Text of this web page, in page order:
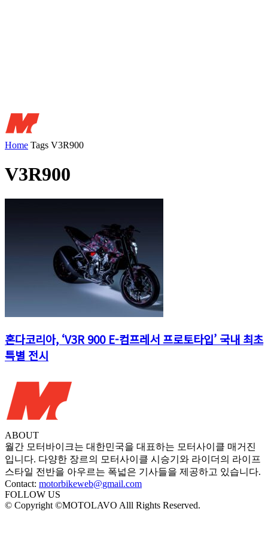
Home Tags V3R900
V3R900
혼다코리아, ‘V3R 900 E-컴프레서 프로토타입’ 국내 최초
특별 전시
ABOUT
월간 모터바이크는 대한민국을 대표하는 모터사이클 매거진
입니다. 다양한 장르의 모터사이클 시승기와 라이더의 라이프
스타일 전반을 아우르는 폭넓은 기사들을 제공하고 있습니다.
Contact: motorbikeweb@gmail.com
FOLLOW US
© Copyright ©MOTOLAVO Alll Rights Reserved.